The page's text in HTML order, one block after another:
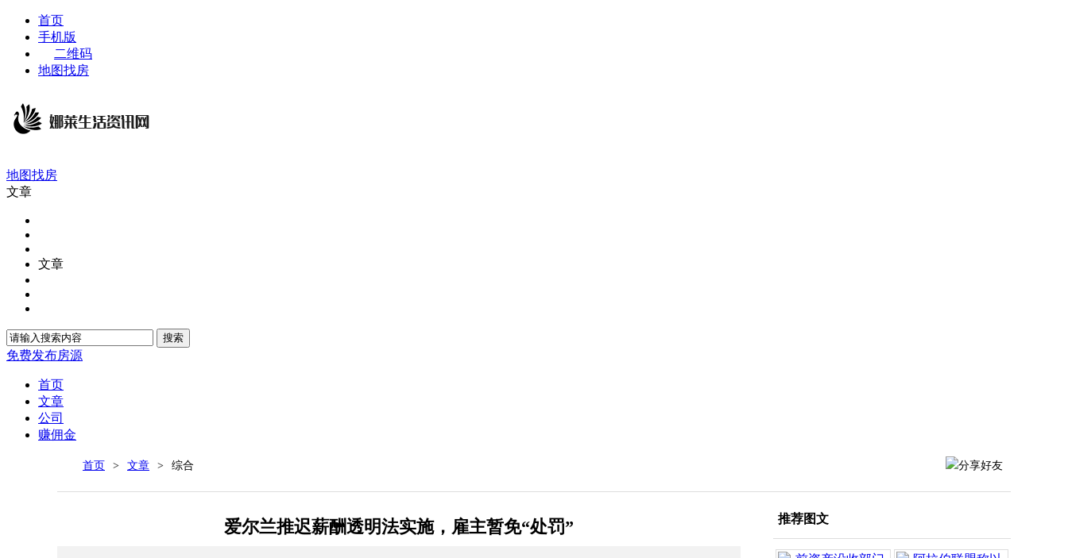
首页
手机版
二维码
地图找房
地图找房
文章
文章
搜索
免费发布房源
首页
文章
公司
赚佣金
首页 > 文章 > 综合
爱尔兰推迟薪酬透明法实施，雇主暂免“处罚” 推荐图文